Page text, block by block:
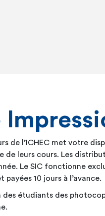
de l’ICHEC met votre
de leurs cours. Les
Le SIC fonctionne
payées 10 jours à l’avance.
des étudiants des